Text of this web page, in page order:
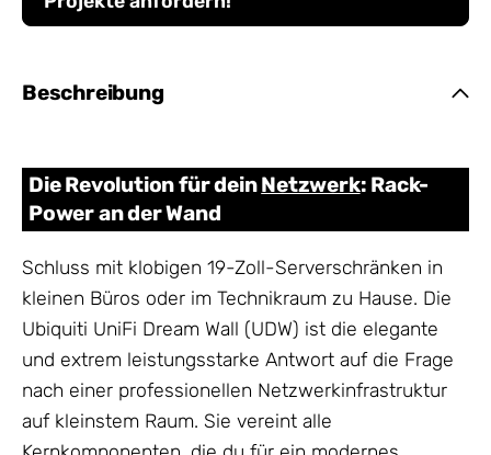
Beschreibung
Die Revolution für deinNetzwerk: Rack-
Power an der Wand
Schluss mit klobigen 19-Zoll-Serverschränken in
kleinen Büros oder im Technikraum zu Hause. Die
Ubiquiti UniFi Dream Wall (UDW) ist die elegante
und extrem leistungsstarke Antwort auf die Frage
nach einer professionellen Netzwerkinfrastruktur
auf kleinstem Raum. Sie vereint alle